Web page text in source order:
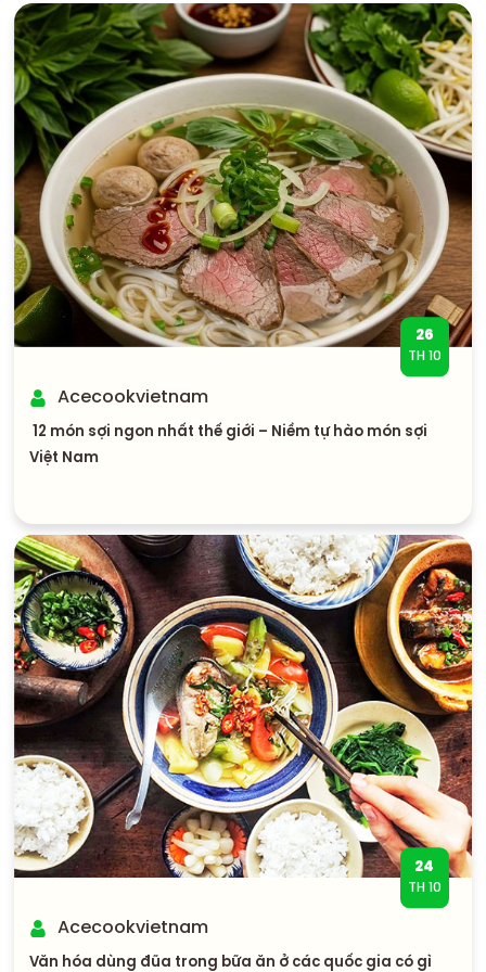
26
TH 10
Acecookvietnam
12 món sợi ngon nhất thế giới – Niềm tự hào món sợi
Việt Nam
24
TH 10
Acecookvietnam
Văn hóa dùng đũa trong bữa ăn ở các quốc gia có gì